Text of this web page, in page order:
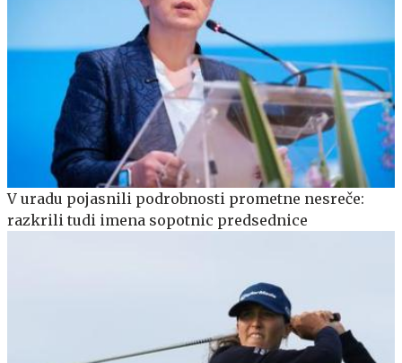
V uradu pojasnili podrobnosti prometne nesreče:
razkrili tudi imena sopotnic predsednice